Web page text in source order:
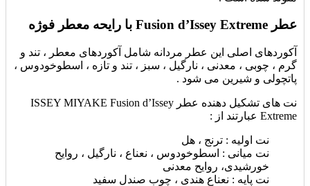
عطر Fusion d’Issey Extreme با رایحه معطر فوژه
آکوردهای اصلی این عطر مردانه شامل آکوردهای معطر ، تند و
گرم ، چوبی ، معدنی ، نارگیل ، سبز ، تند و تازه ، اسطوخودوس ،
پاتچولی و شیرین می شود .
نت های تشکیل دهنده عطر ISSEY MIYAKE Fusion d’Issey
Extreme عبارتند از :
نت اولیه : ترنج ، هل
نت میانی : اسطوخودوس ، نعناع ، نارگیل ، روایح
خورشیدی، روایح معدنی
نت پایه : نعناع هندی ، چوب صندل سفید